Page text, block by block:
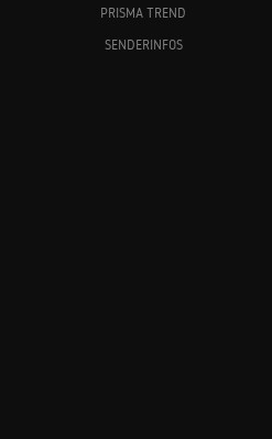
PRISMA TREND
SENDERINFOS